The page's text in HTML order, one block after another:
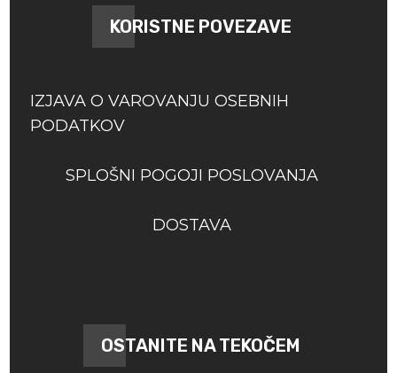
KORISTNE POVEZAVE
IZJAVA O VAROVANJU OSEBNIH
PODATKOV
SPLOŠNI POGOJI POSLOVANJA
DOSTAVA
OSTANITE NA TEKOČEM